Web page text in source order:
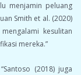
menjamin peluang
Smith et al. (2020)
kesulitan
mereka.”
(2018) juga